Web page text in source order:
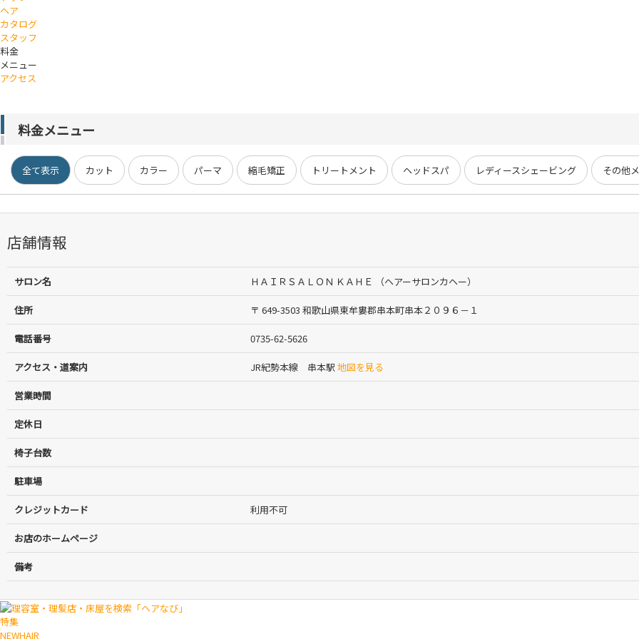
ヘア
カタログ
スタッフ
料金
メニュー
アクセス
料金メニュー
全て表示 カット カラー パーマ 縮毛矯正 トリートメント ヘッドスパ レディースシェービング その他
店舗情報
サロン名 ＨＡＩＲＳＡＬＯＮ ＫＡＨＥ （ヘアーサロンカヘー）
住所 〒 649-3503 和歌山県東牟婁郡串本町串本２０９６－１
電話番号 0735-62-5626
アクセス・道案内 JR紀勢本線 串本駅 地図を見る
営業時間
定休日
椅子台数
駐車場
クレジットカード 利用不可
お店のホームページ
備考
特集
NEWHAIR